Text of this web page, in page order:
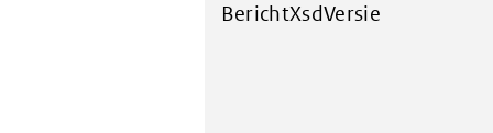
BerichtXsdVersie